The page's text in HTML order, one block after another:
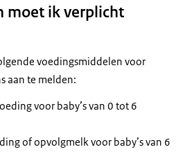
moet ik verplicht
voedingsmiddelen voor
aan te melden:
voor baby’s van 0 tot 6
of opvolgmelk voor baby’s van 6